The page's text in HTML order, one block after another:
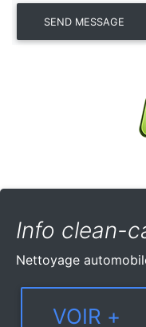
Info clean-
Nettoyage